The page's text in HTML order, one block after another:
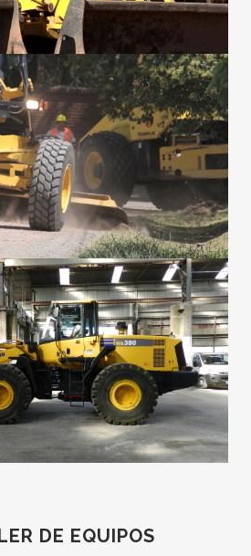
DE EQUIPOS